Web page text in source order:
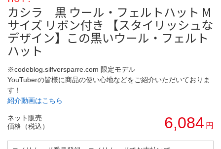
カシラ 黒 ウール・フェルトハット M
サイズ リボン付き 【スタイリッシュな
デザイン】この黒いウール・フェルト
ハット
※codeblog.silfversparre.com 限定モデル
YouTuberの皆様に商品の使い心地などをご紹介いただいておりま
す！
紹介動画はこちら
ネット販売
価格（税込）
6,084 円